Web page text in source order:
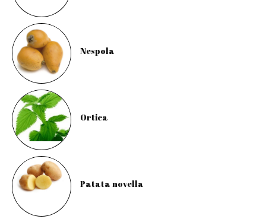
Nespola
Ortica
Patata novella